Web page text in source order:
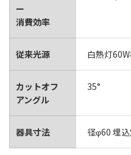
ー
消費効率
従来光源 白熱灯
カットオフ
アングル
35°
器具寸法 径φ60 埋